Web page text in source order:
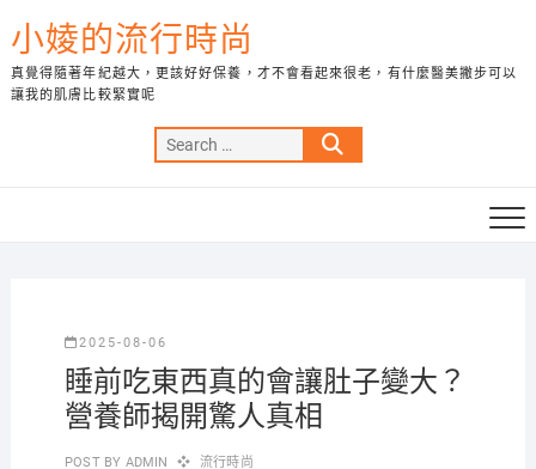
to
content
小婈的流行時尚
真覺得隨著年紀越大，更該好好保養，才不會看起來很老，有什麼醫美撇步可以
讓我的肌膚比較緊實呢
Search
…
2025-08-06
睡前吃東西真的會讓肚子變大？
營養師揭開驚人真相
POST BY ADMIN 流行時尚